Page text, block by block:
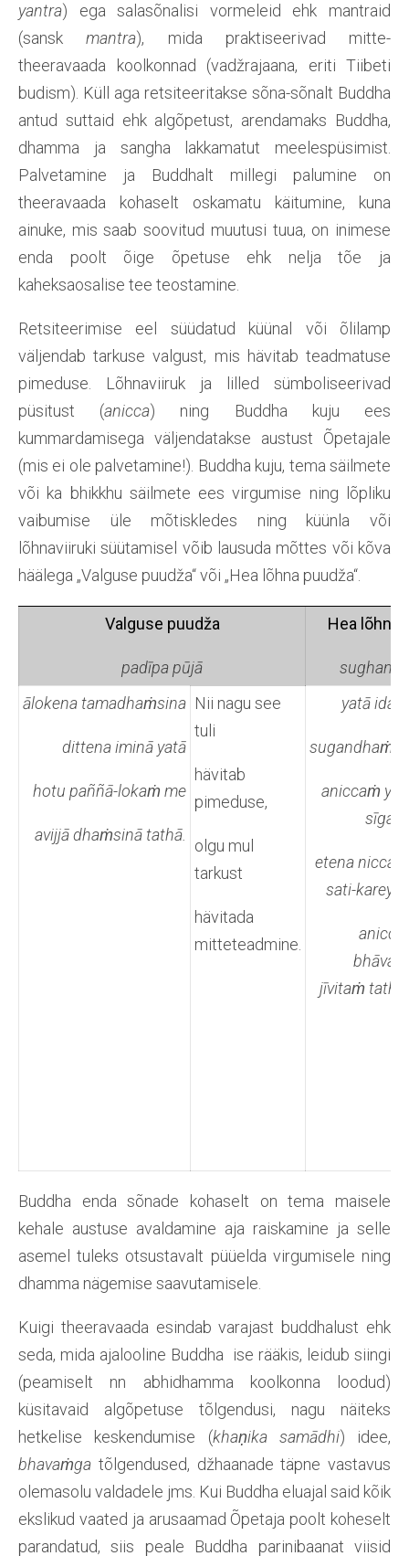
yantra) ega salasõnalisi vormeleid ehk mantraid
(sanskmantra), mida praktiseerivad mitte-
theeravaada koolkonnad (vadžrajaana, eriti Tiibeti
budism). Küll aga retsiteeritakse sõna-sõnalt Buddha
antud suttaid ehk algõpetust, arendamaks Buddha,
dhamma ja sangha lakkamatut meelespüsimist.
Palvetamine ja Buddhalt millegi palumine on
theeravaada kohaselt oskamatu käitumine, kuna
ainuke, mis saab soovitud muutusi tuua, on inimese
enda poolt õige õpetuse ehk nelja tõe ja
kaheksaosalise tee teostamine.
Retsiteerimise eel süüdatud küünal või õlilamp
väljendab tarkuse valgust, mis hävitab teadmatuse
pimeduse. Lõhnaviiruk ja lilled sümboliseerivad
püsitust (anicca) ning Buddha kuju ees
kummardamisega väljendatakse austust Õpetajale
(mis ei ole palvetamine!). Buddha kuju, tema säilmete
või ka bhikkhu säilmete ees virgumise ning lõpliku
vaibumise üle mõtiskledes ning küünla või
lõhnaviiruki süütamisel võib lausuda mõttes või kõva
häälega „Valguse puudža“ või „Hea lõhna puudža“.
Valguse puudža
padīpa pūjā
Hea lõhna
ālokena tamadhaṁsina
dittena iminā yatā
hotu paññā-lokaṁ me
avijjā dhaṁsinā tathā.
Nii nagu see
tuli
hävitab
pimeduse,
olgu mul
tarkust
hävitada
mitteteadmine.
yatā idaṁ
sugandhaṁ’pi
aniccaṁ yāti
sīgato
etena niccaṁ
sati-kareyya
anicca-
bhāvaṁ
jīvitaṁ tathā.
Buddha enda sõnade kohaselt on tema maisele
kehale austuse avaldamine aja raiskamine ja selle
asemel tuleks otsustavalt püüelda virgumisele ning
dhamma nägemise saavutamisele.
Kuigi theeravaada esindab varajast buddhalust ehk
seda, mida ajalooline Buddha ise rääkis, leidub siingi
(peamiselt nn abhidhamma koolkonna loodud)
küsitavaid algõpetuse tõlgendusi, nagu näiteks
hetkelise keskendumise (khaṇika samādhi) idee,
bhavaṁga tõlgendused, džhaanade täpne vastavus
olemasolu valdadele jms. Kui Buddha eluajal said kõik
ekslikud vaated ja arusaamad Õpetaja poolt koheselt
parandatud, siis peale Buddha parinibaanat viisid